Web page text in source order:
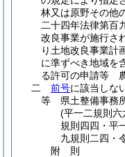
林又は原野その他
二十四年法律第百
改良事業が施行さ
り土地改良事業計
に準ずべき地域を
る許可の申請等
二
前号に該当しな
等 県土整備事務
(平一二規則六
規則四四・平
九規則二四・
附 則